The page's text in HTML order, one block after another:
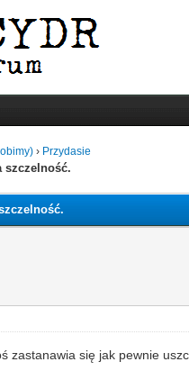
› Przydasie
szczelność.
zastanawia się jak pewnie